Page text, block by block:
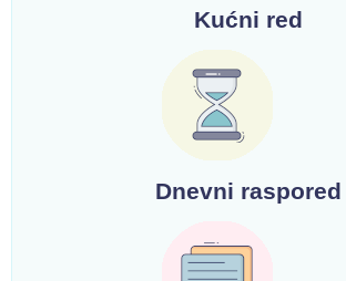
Kućni red
Dnevni raspored